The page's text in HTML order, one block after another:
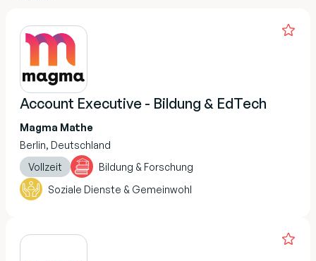
Account Executive - Bildung & EdTech
Magma Mathe
Berlin, Deutschland
Vollzeit
Bildung & Forschung
Soziale Dienste & Gemeinwohl